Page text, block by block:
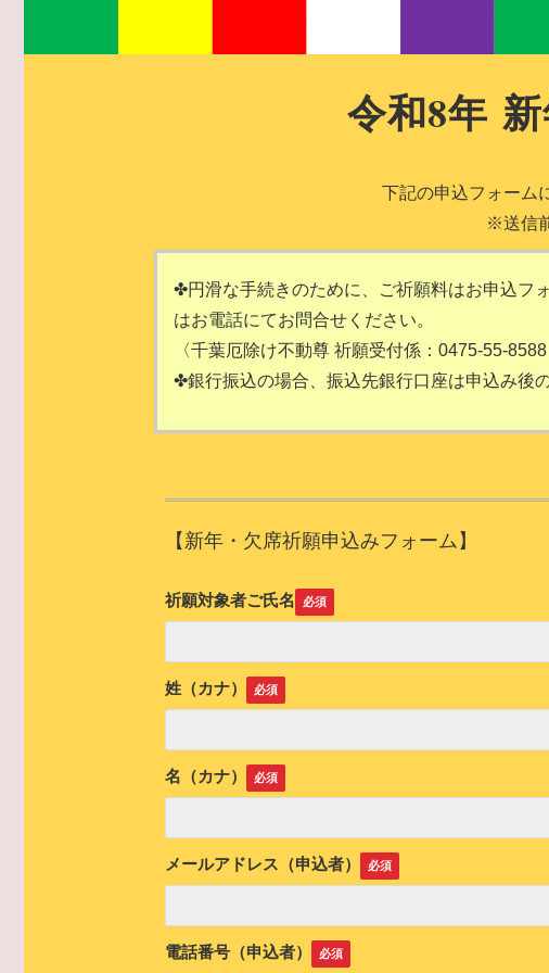
令和8年
下記の申込フォーム
※送信
✤円滑な手続きのために、ご祈願料はお申込フ
はお電話にてお問合せください。
〈千葉厄除け不動尊 祈願受付係：0475-55-
✤銀行振込の場合、振込先銀行口座は申込み後
【新年・欠席祈願申込みフォーム】
祈願対象者ご氏名
姓（カナ）
名（カナ）
メールアドレス（申込者）
電話番号（申込者）